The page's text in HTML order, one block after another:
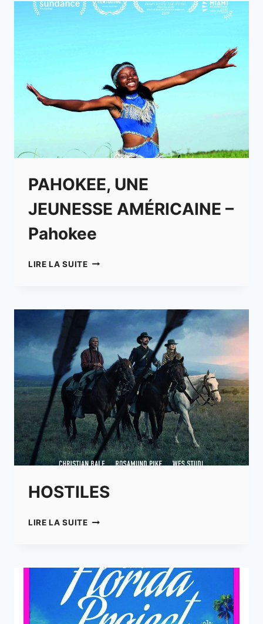
PAHOKEE, UNE
JEUNESSE AMÉRICAINE –
Pahokee
LIRE LA SUITEPAHOKEE,
–
PAHOKEE
HOSTILES
LIRE LA SUITEHOSTILES